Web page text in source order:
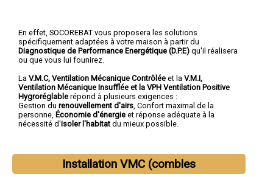
En effet, SOCOREBAT vous proposera les solutions
spécifiquement adaptées à votre maison à partir du
Diagnostique de Performance Energétique (D.P.E) qu'il réalisera
ou que vous lui founirez.
La V.M.C, Ventilation Mécanique Contrôlée et la V.M.I,
Ventilation Mécanique Insufflée et la VPH Ventilation Positive
Hygroréglable répond à plusieurs exigences :
Gestion du renouvellement d'airs , Confort maximal de la
personne, Économie d'énergie et réponse adéquate à la
nécessité d'isoler l'habitat du mieux possible.
Installation VMC (combles